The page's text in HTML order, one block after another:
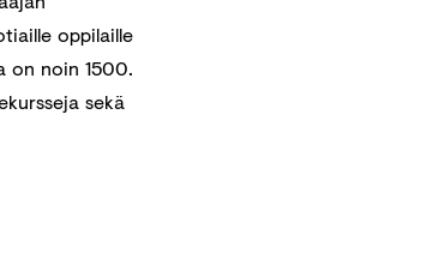
oppilaille
on noin 1500.
sekä